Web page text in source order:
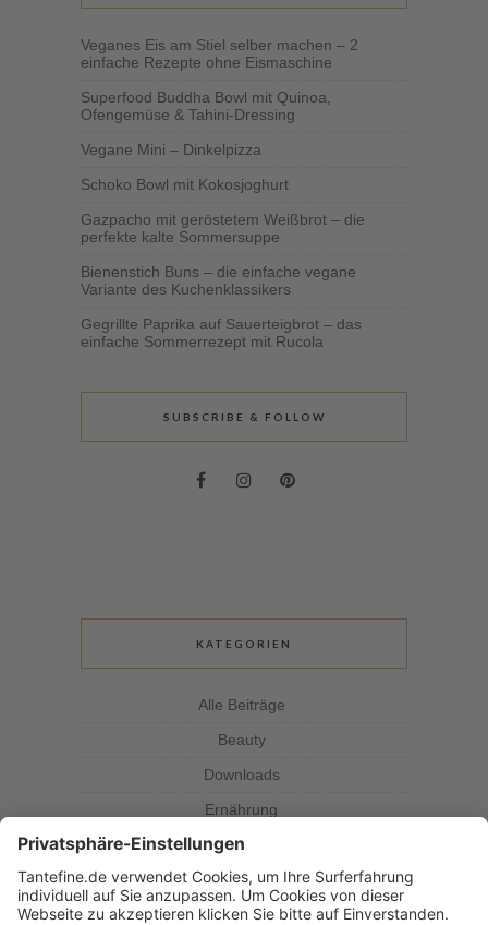
Veganes Eis am Stiel selber machen – 2
einfache Rezepte ohne Eismaschine
Superfood Buddha Bowl mit Quinoa,
Ofengemüse & Tahini-Dressing
Vegane Mini – Dinkelpizza
Schoko Bowl mit Kokosjoghurt
Gazpacho mit geröstetem Weißbrot – die
perfekte kalte Sommersuppe
Bienenstich Buns – die einfache vegane
Variante des Kuchenklassikers
Gegrillte Paprika auf Sauerteigbrot – das
einfache Sommerrezept mit Rucola
SUBSCRIBE & FOLLOW
KATEGORIEN
Alle Beiträge
Beauty
Downloads
Ernährung
Kolumne
Kräuterkunde
Magazin